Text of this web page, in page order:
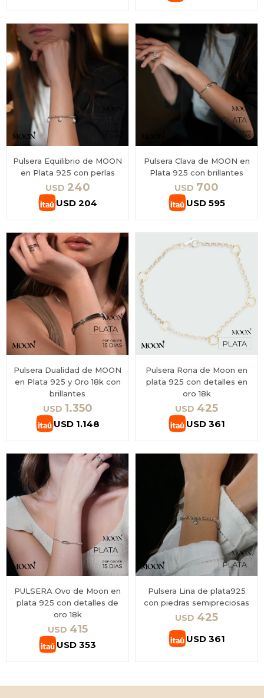
Pulsera Equilibrio de MOON
en Plata 925 con perlas
USD 240
USD 204
Pulsera Clava de MOON en
Plata 925 con brillantes
USD 700
USD 595
Pulsera Dualidad de MOON
en Plata 925 y Oro 18k con
brillantes
USD 1.350
USD 1.148
Pulsera Rona de Moon en
plata 925 con detalles en
oro 18k
USD 425
USD 361
PULSERA Ovo de Moon en
plata 925 con detalles de
oro 18k
USD 415
USD 353
Pulsera Lina de plata925
con piedras semipreciosas
USD 425
USD 361